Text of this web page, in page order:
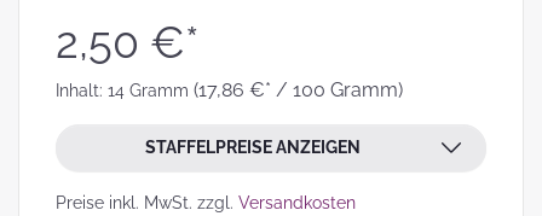
2,50 €*
Inhalt: 14 Gramm (17,86 €* / 100 Gramm)
STAFFELPREISE ANZEIGEN
Preise inkl. MwSt. zzgl. Versandkosten